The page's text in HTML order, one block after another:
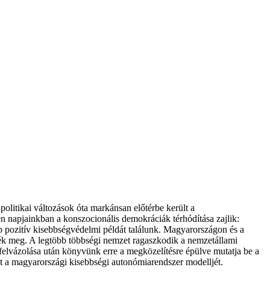
változások óta markánsan előtérbe került a
napjainkban a konszocionális demokráciák térhódítása zajlik:
kisebbségvédelmi példát találunk. Magyarországon és a
meg. A legtöbb többségi nemzet ragaszkodik a nemzetállami
után könyvünk erre a megközelítésre épülve mutatja be a
magyarországi kisebbségi autonómiarendszer modelljét.